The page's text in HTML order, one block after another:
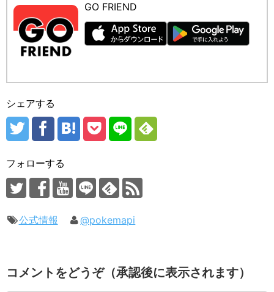
GO FRIEND
シェアする
フォローする
公式情報 @pokemapi
コメントをどうぞ（承認後に表示されます）